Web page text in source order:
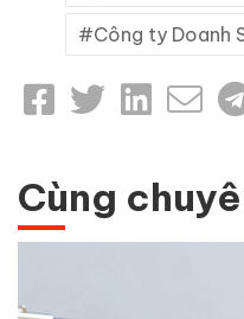
Công ty Doanh
Cùng